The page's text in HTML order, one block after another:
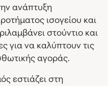
ανάπτυξη
ισογείου και
στούντιο και
για να καλύπτουν τις
αγοράς.
εστιάζει στη